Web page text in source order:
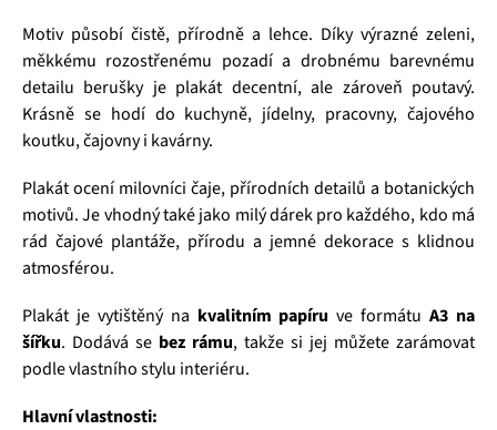
Motiv působí čistě, přírodně a lehce. Díky výrazné zeleni,
měkkému rozostřenému pozadí a drobnému barevnému
detailu berušky je plakát decentní, ale zároveň poutavý.
Krásně se hodí do kuchyně, jídelny, pracovny, čajového
koutku, čajovny i kavárny.
Plakát ocení milovníci čaje, přírodních detailů a botanických
motivů. Je vhodný také jako milý dárek pro každého, kdo má
rád čajové plantáže, přírodu a jemné dekorace s klidnou
atmosférou.
Plakát je vytištěný na kvalitním papíru ve formátuA3 na
šířku. Dodává se bez rámu, takže si jej můžete zarámovat
podle vlastního stylu interiéru.
Hlavní vlastnosti: